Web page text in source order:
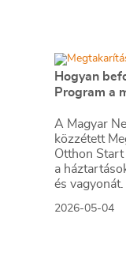
Hogyan
Program a
A Magyar
közzétett
Otthon Start
a
és
2026-05-04